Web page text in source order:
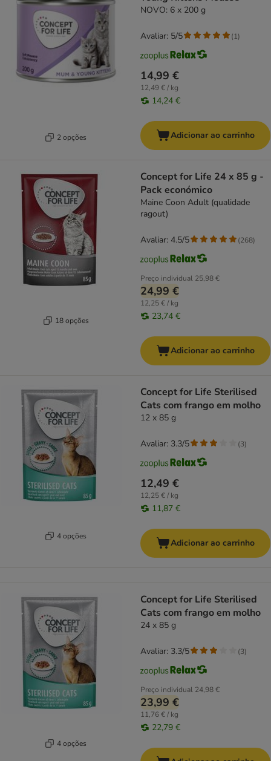
2 opções
NOVO: 6 x 200 g
14,99 €
12,49 € / kg
14,24 €
Avaliar: 5/5 (1)
Adicionar ao carrinho
18 opções
Concept for Life 24 x 85 g -
Pack económico
Maine Coon Adult (qualidade
ragout)
Preço individual 25,98 €
24,99 €
12,25 € / kg
23,74 €
Avaliar: 4.5/5 (268)
Adicionar ao carrinho
4 opções
Concept for Life Sterilised
Cats com frango em molho
12 x 85 g
12,49 €
12,25 € / kg
11,87 €
Avaliar: 3.3/5 (3)
Adicionar ao carrinho
4 opções
Concept for Life Sterilised
Cats com frango em molho
24 x 85 g
Preço individual 24,98 €
23,99 €
11,76 € / kg
22,79 €
Avaliar: 3.3/5 (3)